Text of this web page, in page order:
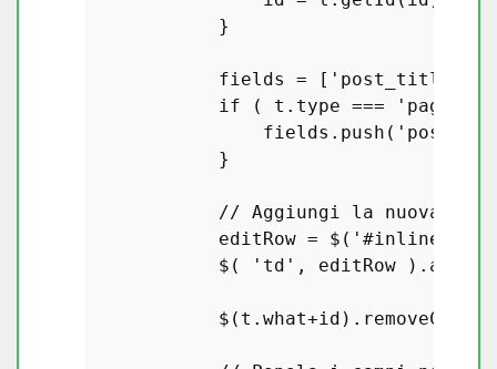
            }
            fields = [
'post_title'
if ( t. type === 'page'
                fields.
push (
            }
// Aggiungi la nuova
            editRow = $(
'#inline-
            $(
'td' , editRow ). attr
            $(t.
what+id). removeClass